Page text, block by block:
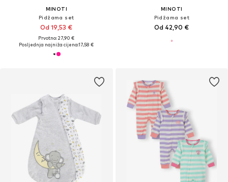
MINOTI
Pidžama set
Od 19,53 €
Prvotno: 27,90 €
Posljednja najniža cijena:17,58 €
MINOTI
Pidžama set
Od 42,90 €